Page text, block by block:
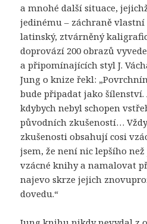
a mnohé další situace,
jedinému – záchraně vlastní
latinský, ztvárněný
doprovází 200 obrazů
a připomínajících styl J.
Jung o knize řekl:
bude připadat jako šílenství.
kdybych nebyl schopen
původních zkušeností…
zkušenosti obsahují cosi
jsem, že není nic lepšího
vzácné knihy a namalovat
najevo skrze jejich
dovedu.“